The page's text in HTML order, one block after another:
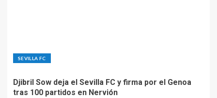
SEVILLA FC
Djibril Sow deja el Sevilla FC y firma por el Genoa
tras 100 partidos en Nervión